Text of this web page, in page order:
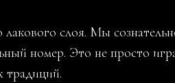
слоя. Мы
номер. Это не просто
традиций.